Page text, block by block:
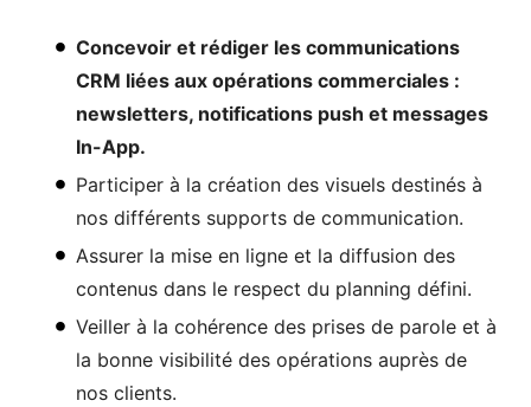
Concevoir et rédiger les communications
CRM liées aux opérations commerciales :
newsletters, notifications push et messages
In-App.
Participer à la création des visuels destinés à
nos différents supports de communication.
Assurer la mise en ligne et la diffusion des
contenus dans le respect du planning défini.
Veiller à la cohérence des prises de parole et à
la bonne visibilité des opérations auprès de
nos clients.